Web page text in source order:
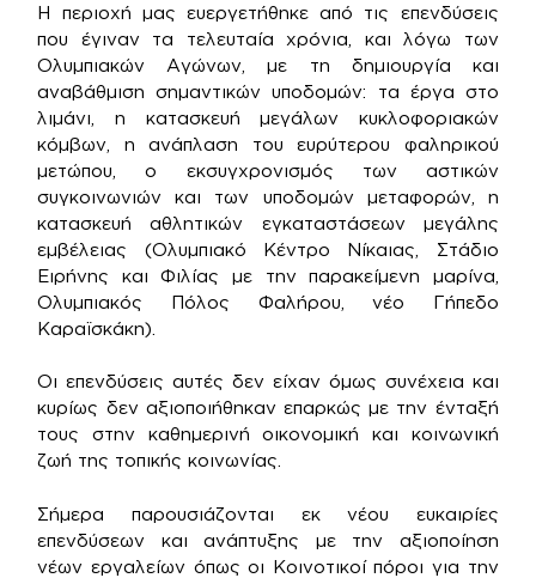
Η περιοχή μας ευεργετήθηκε από τις επενδύσεις
που έγιναν τα τελευταία χρόνια, και λόγω των
Ολυμπιακών Αγώνων, με τη δημιουργία και
αναβάθμιση σημαντικών υποδομών: τα έργα στο
λιμάνι, η κατασκευή μεγάλων κυκλοφοριακών
κόμβων, η ανάπλαση του ευρύτερου φαληρικού
μετώπου, ο εκσυγχρονισμός των αστικών
συγκοινωνιών και των υποδομών μεταφορών, η
κατασκευή αθλητικών εγκαταστάσεων μεγάλης
εμβέλειας (Ολυμπιακό Κέντρο Νίκαιας, Στάδιο
Ειρήνης και Φιλίας με την παρακείμενη μαρίνα,
Ολυμπιακός Πόλος Φαλήρου, νέο Γήπεδο
Καραϊσκάκη).
Οι επενδύσεις αυτές δεν είχαν όμως συνέχεια και
κυρίως δεν αξιοποιήθηκαν επαρκώς με την ένταξή
τους στην καθημερινή οικονομική και κοινωνική
ζωή της τοπικής κοινωνίας.
Σήμερα παρουσιάζονται εκ νέου ευκαιρίες
επενδύσεων και ανάπτυξης με την αξιοποίηση
νέων εργαλείων όπως οι Κοινοτικοί πόροι για την